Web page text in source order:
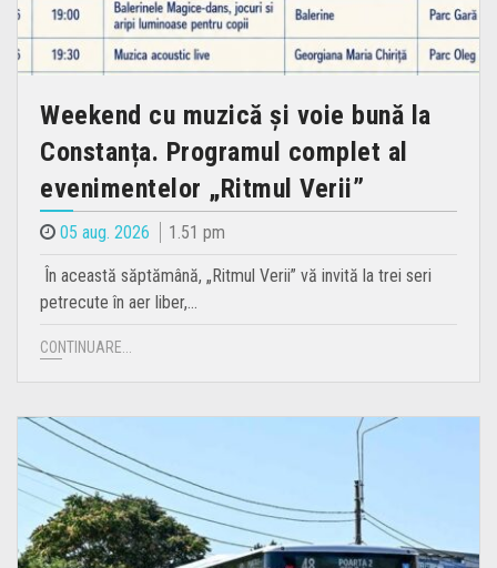
Weekend cu muzică și voie bună la
Constanța. Programul complet al
evenimentelor „Ritmul Verii”
05 aug. 2026 1.51 pm
În această săptămână, „Ritmul Verii” vă invită la trei seri
petrecute în aer liber,…
CONTINUARE...